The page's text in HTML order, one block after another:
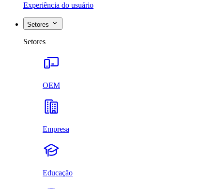
Experiência do usuário
Setores
Setores
OEM
Empresa
Educação